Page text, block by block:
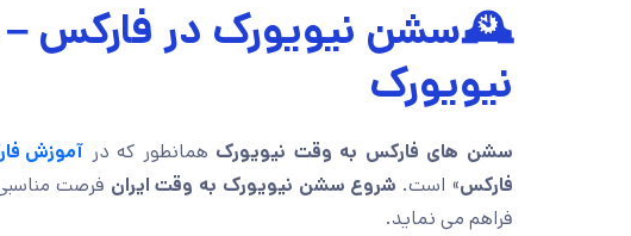
🕰️سشن نیویورک در فارکس –
نیویورک
سشن های فارکس به وقت نیویورک همانطور که درآموزش
فارکس» است. شروع سشن نیویورک به وقت ایران فرصت مناسبی
فراهم می نماید.